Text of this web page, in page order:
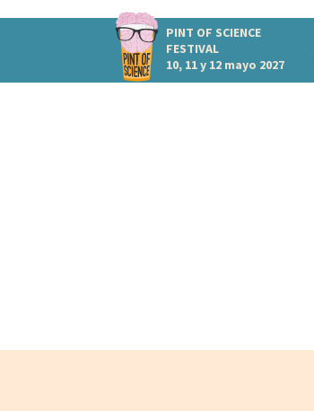
PINT OF SCIENCE
FESTIVAL
10, 11 y 12 mayo 2027